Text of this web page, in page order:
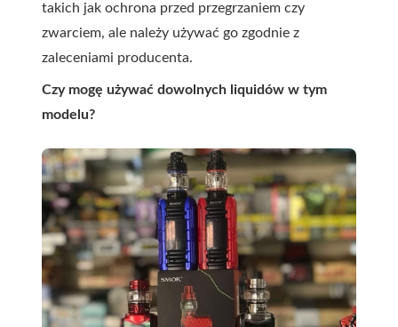
takich jak ochrona przed przegrzaniem czy
zwarciem, ale należy używać go zgodnie z
zaleceniami producenta.
Czy mogę używać dowolnych liquidów w tym
modelu?